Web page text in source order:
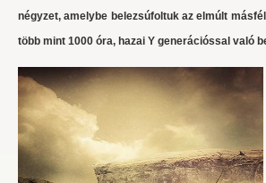
négyzet, amelybe belezsúfoltuk az elmúlt
több mint 1000 óra, hazai Y generációssal való